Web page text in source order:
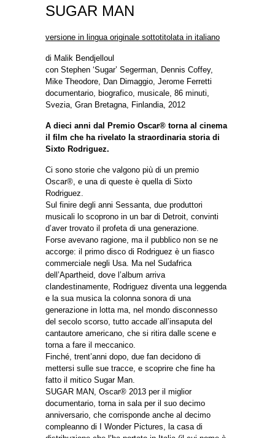
SUGAR MAN
versione in lingua originale sottotitolata in italiano
di Malik Bendjelloul
con Stephen ‘Sugar’ Segerman, Dennis Coffey,
Mike Theodore, Dan Dimaggio, Jerome Ferretti
documentario, biografico, musicale, 86 minuti,
Svezia, Gran Bretagna, Finlandia, 2012
A dieci anni dal Premio Oscar® torna al cinema
il film che ha rivelato la straordinaria storia di
Sixto Rodriguez.
Ci sono storie che valgono più di un premio
Oscar®, e una di queste è quella di Sixto
Rodriguez.
Sul finire degli anni Sessanta, due produttori
musicali lo scoprono in un bar di Detroit, convinti
d’aver trovato il profeta di una generazione.
Forse avevano ragione, ma il pubblico non se ne
accorge: il primo disco di Rodriguez è un fiasco
commerciale negli Usa. Ma nel Sudafrica
dell’Apartheid, dove l’album arriva
clandestinamente, Rodriguez diventa una leggenda
e la sua musica la colonna sonora di una
generazione in lotta ma, nel mondo disconnesso
del secolo scorso, tutto accade all’insaputa del
cantautore americano, che si ritira dalle scene e
torna a fare il meccanico.
Finché, trent’anni dopo, due fan decidono di
mettersi sulle sue tracce, e scoprire che fine ha
fatto il mitico Sugar Man.
SUGAR MAN, Oscar® 2013 per il miglior
documentario, torna in sala per il suo decimo
anniversario, che corrisponde anche al decimo
compleanno di I Wonder Pictures, la casa di